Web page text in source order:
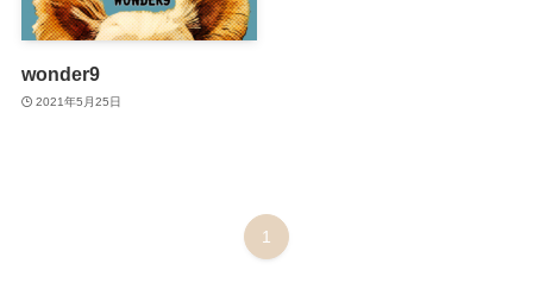
wonder9
2021年5月25日
1